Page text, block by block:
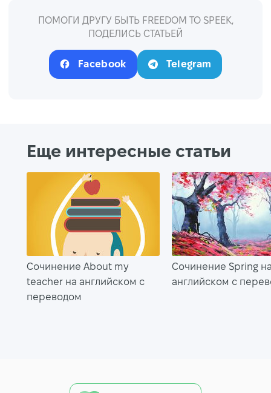
ПОМОГИ ДРУГУ БЫТЬ FREEDOM TO SPEEK,
ПОДЕЛИСЬ СТАТЬЕЙ
Facebook Telegram
Еще интересные статьи
Сочинение About my
teacher на английском с
переводом
Сочинение Spring
английском с